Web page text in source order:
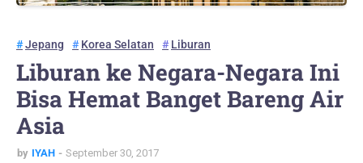
Jepang Korea Selatan Liburan
Liburan ke Negara-Negara Ini
Bisa Hemat Banget Bareng Air
Asia
by IYAH September 30, 2017